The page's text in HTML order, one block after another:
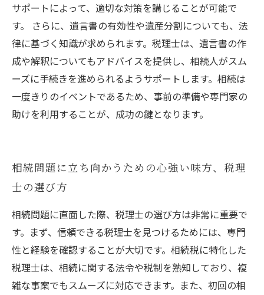
サポートによって、適切な対策を講じることが可能で
す。 さらに、遺言書の有効性や遺産分割についても、法
律に基づく知識が求められます。税理士は、遺言書の作
成や解釈についてもアドバイスを提供し、相続人がスム
ーズに手続きを進められるようサポートします。相続は
一度きりのイベントであるため、事前の準備や専門家の
助けを利用することが、成功の鍵となります。
相続問題に立ち向かうための心強い味方、税理
士の選び方
相続問題に直面した際、税理士の選び方は非常に重要で
す。まず、信頼できる税理士を見つけるためには、専門
性と経験を確認することが大切です。相続税に特化した
税理士は、相続に関する法令や税制を熟知しており、複
雑な事案でもスムーズに対応できます。また、初回の相